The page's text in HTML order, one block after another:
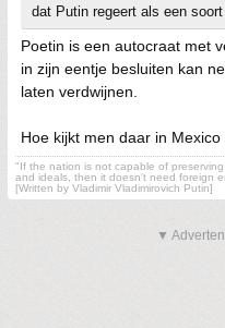
dat Putin regeert als een
Poetin is een autocraat met
in zijn eentje besluiten kan
laten verdwijnen.
Hoe kijkt men daar in
"If the nation is not capable of
and ideals, then it doesn't need foreign
[Written by Vladimir Vladimirovich Putin]
▼